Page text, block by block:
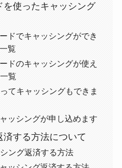
を使ったキャッシング
ドでキャッシングができ
覧
ドのキャッシングが使え
覧
てキャッシングもできま
ッシングが申し込めます
済する方法について
ング返済する方法